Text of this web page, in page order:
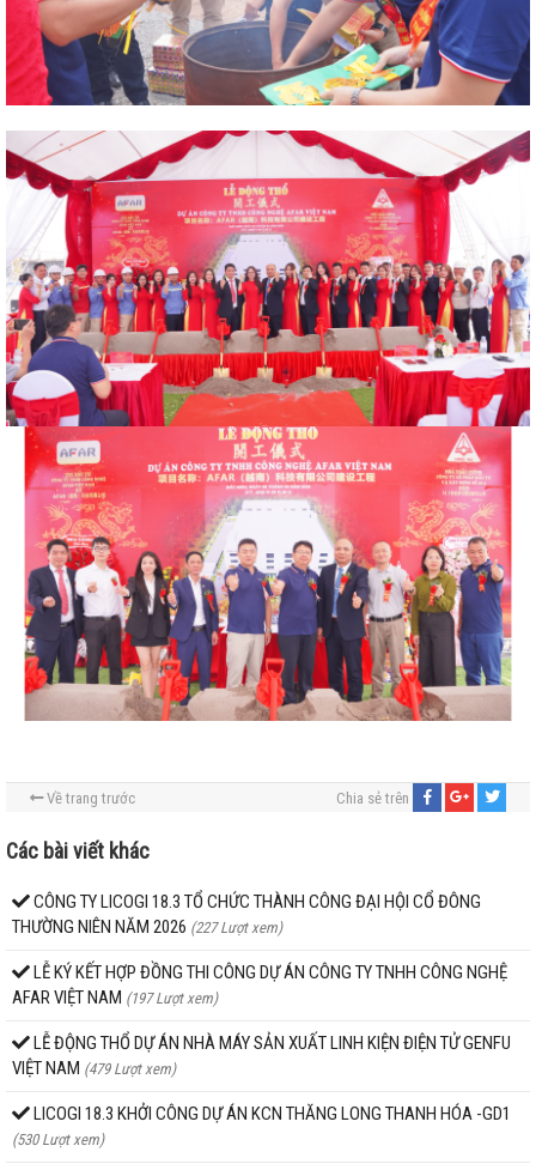
Về trang trước Chia sẻ trên
Các bài viết khác
CÔNG TY LICOGI 18.3 TỔ CHỨC THÀNH CÔNG ĐẠI HỘI CỔ ĐÔNG
THƯỜNG NIÊN NĂM 2026 (227 Lượt xem)
LỄ KÝ KẾT HỢP ĐỒNG THI CÔNG DỰ ÁN CÔNG TY TNHH CÔNG NGHỆ
AFAR VIỆT NAM (197 Lượt xem)
LỄ ĐỘNG THỔ DỰ ÁN NHÀ MÁY SẢN XUẤT LINH KIỆN ĐIỆN TỬ GENFU
VIỆT NAM (479 Lượt xem)
LICOGI 18.3 KHỞI CÔNG DỰ ÁN KCN THĂNG LONG THANH HÓA -GD1
(530 Lượt xem)